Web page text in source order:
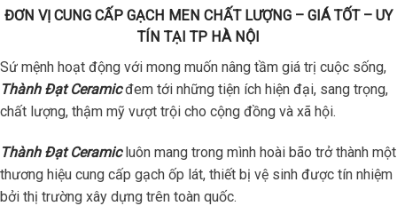
ĐƠN VỊ CUNG CẤP GẠCH MEN CHẤT LƯỢNG – GIÁ TỐT – UY
TÍN TẠI TP HÀ NỘI
Sứ mệnh hoạt động với mong muốn nâng tầm giá trị cuộc sống,
Thành Đạt Ceramicđem tới những tiện ích hiện đại, sang trọng,
chất lượng, thậm mỹ vượt trội cho cộng đồng và xã hội.
Thành Đạt Ceramicluôn mang trong mình hoài bão trở thành một
thương hiệu cung cấp gạch ốp lát, thiết bị vệ sinh được tín nhiệm
bởi thị trường xây dựng trên toàn quốc.